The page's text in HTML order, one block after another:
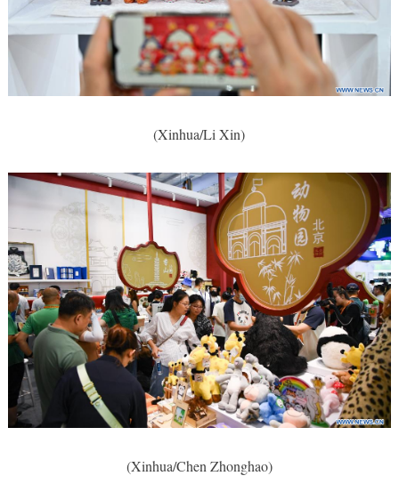
(Xinhua/Li Xin)
(Xinhua/Chen Zhonghao)